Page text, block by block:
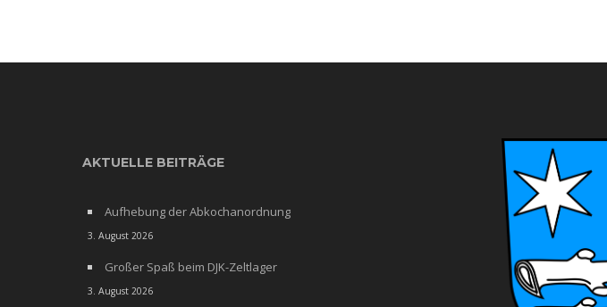
AKTUELLE BEITRÄGE
Aufhebung der Abkochanordnung
3. August 2026
Großer Spaß beim DJK-Zeltlager
3. August 2026